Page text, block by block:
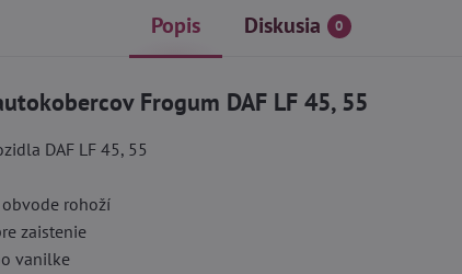
Popis Diskusia 0
Frogum DAF LF 45, 55
DAF LF 45, 55
rohoží
zaistenie
vanilke